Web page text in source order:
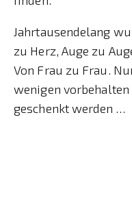
Jahrtausendelang
zu Herz, Auge zu
Von Frau zu Frau.
wenigen
geschenkt werden …